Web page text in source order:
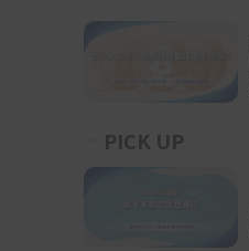
PICK UP